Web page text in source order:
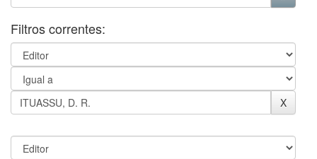
Filtros correntes: